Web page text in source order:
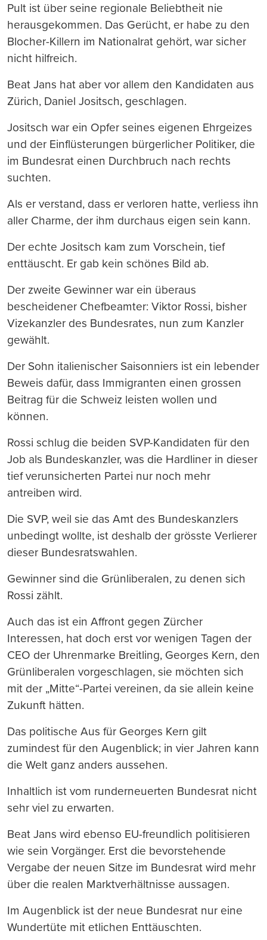
Pult ist über seine regionale Beliebtheit nie
herausgekommen. Das Gerücht, er habe zu den
Blocher-Killern im Nationalrat gehört, war sicher
nicht hilfreich.
Beat Jans hat aber vor allem den Kandidaten aus
Zürich, Daniel Jositsch, geschlagen.
Jositsch war ein Opfer seines eigenen Ehrgeizes
und der Einflüsterungen bürgerlicher Politiker, die
im Bundesrat einen Durchbruch nach rechts
suchten.
Als er verstand, dass er verloren hatte, verliess ihn
aller Charme, der ihm durchaus eigen sein kann.
Der echte Jositsch kam zum Vorschein, tief
enttäuscht. Er gab kein schönes Bild ab.
Der zweite Gewinner war ein überaus
bescheidener Chefbeamter: Viktor Rossi, bisher
Vizekanzler des Bundesrates, nun zum Kanzler
gewählt.
Der Sohn italienischer Saisonniers ist ein lebender
Beweis dafür, dass Immigranten einen grossen
Beitrag für die Schweiz leisten wollen und
können.
Rossi schlug die beiden SVP-Kandidaten für den
Job als Bundeskanzler, was die Hardliner in dieser
tief verunsicherten Partei nur noch mehr
antreiben wird.
Die SVP, weil sie das Amt des Bundeskanzlers
unbedingt wollte, ist deshalb der grösste Verlierer
dieser Bundesratswahlen.
Gewinner sind die Grünliberalen, zu denen sich
Rossi zählt.
Auch das ist ein Affront gegen Zürcher
Interessen, hat doch erst vor wenigen Tagen der
CEO der Uhrenmarke Breitling, Georges Kern, den
Grünliberalen vorgeschlagen, sie möchten sich
mit der „Mitte“-Partei vereinen, da sie allein keine
Zukunft hätten.
Das politische Aus für Georges Kern gilt
zumindest für den Augenblick; in vier Jahren kann
die Welt ganz anders aussehen.
Inhaltlich ist vom runderneuerten Bundesrat nicht
sehr viel zu erwarten.
Beat Jans wird ebenso EU-freundlich politisieren
wie sein Vorgänger. Erst die bevorstehende
Vergabe der neuen Sitze im Bundesrat wird mehr
über die realen Marktverhältnisse aussagen.
Im Augenblick ist der neue Bundesrat nur eine
Wundertüte mit etlichen Enttäuschten.